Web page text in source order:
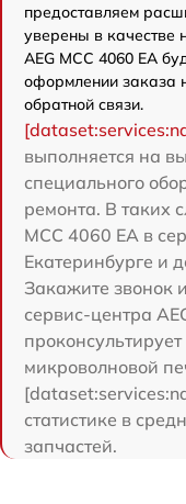
предоставляем
уверены в качестве
AEG MCC 4060 EA
оформлении заказа
обратной связи.
выполняется на
специального
ремонта. В таких
MCC 4060 EA в
Екатеринбурге и
Закажите звонок
сервис-центра
микроволновой
статистике в
запчастей.